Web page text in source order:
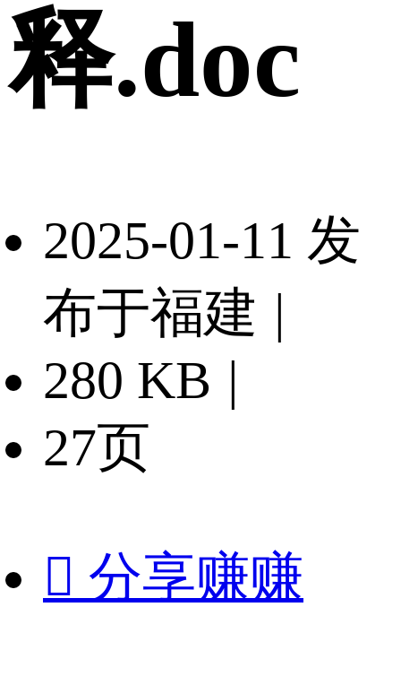
释.doc
2025-01-11 发
布于福建 |
280 KB |
27页
 分享赚赚